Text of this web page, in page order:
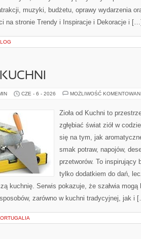
muzyki, budżetu, oprawy wydarzenia
na stronie Trendy i Inspiracje i Dekoracje i
CZE - 6 - 2026 MOŻLIWOŚĆ
Zioła od Kuchni to
zgłębiać świat ziół w
się na tym, jak
smak potraw, napojów,
przetworów. To inspirujący
tylko dodatkiem do dań,
kuchnię. Serwis pokazuje, że szałwia
zarówno w kuchni tradycyjnej, jak i